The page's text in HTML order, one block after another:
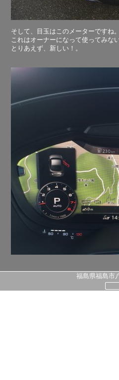
そして、目玉はこのメーターですね
これはオーナーになって使ってみな
とりあえず、新しい！。
福島県福島市